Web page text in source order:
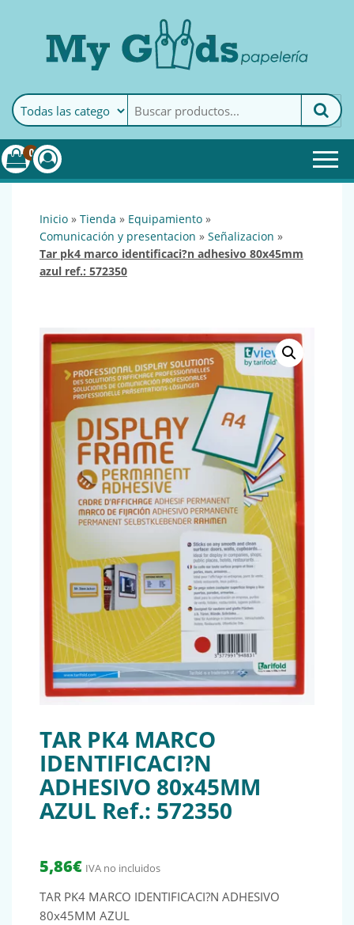
MyGoods · PapeleríaMy Goods es tu papelería
online de confianza. Podrás
encontrar todo lo necesario
0
inicio » tienda » equipamiento »
comunicación y presentacion » señalizacion »
tar pk4 marco identificaci?n adhesivo 80x45mm
azul ref.: 572350
TAR PK4 MARCO
IDENTIFICACI?N
ADHESIVO 80x45MM
AZUL Ref.: 572350
5,86€ IVA no incluidos
TAR PK4 MARCO IDENTIFICACI?N ADHESIVO
80x45MM AZUL